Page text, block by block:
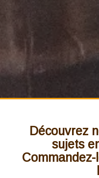
Découvrez
sujets